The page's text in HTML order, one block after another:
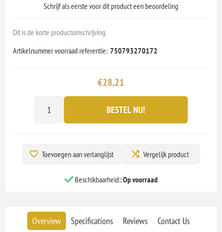
Schrijf als eerste voor dit product een beoordeling
Dit is de korte productomschrijving
Artikelnummer voorraad referentie: 750793270172
€28,21
BESTEL NU!
Toevoegen aan verlanglijst Vergelijk product
Beschikbaarheid::Op voorraad
Overview Specifications Reviews Contact Us